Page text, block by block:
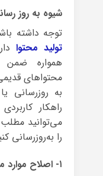
شیوه به روز
توجه داشته
تولید محتوا
همواره ضمن
محتواهای
به روزرسانی
راهکار
می‌توانید
را به‌روزرسانی
۱- اصلاح موارد مشکل‌دار